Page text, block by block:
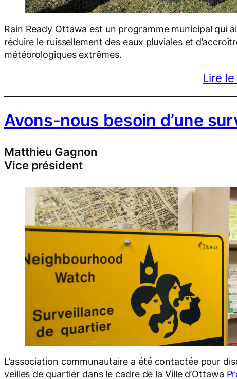
Rain Ready Ottawa est un programme municipal qui
réduire le ruissellement des eaux pluviales et
météorologiques extrêmes.
Lire
Avons-nous besoin d’une
Matthieu Gagnon
Vice président
L’association communautaire a été contactée pour
veilles de quartier dans le cadre de la Ville d’Ottawa